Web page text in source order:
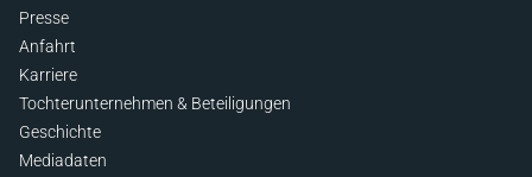
Presse
Anfahrt
Karriere
Tochterunternehmen & Beteiligungen
Geschichte
Mediadaten